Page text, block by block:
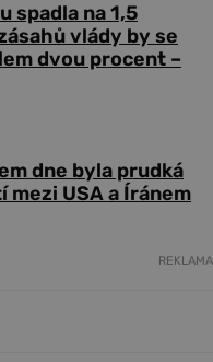
spadla na 1,5
vlády by se
dvou procent –
dne byla prudká
mezi USA a Íránem
REKLAMA